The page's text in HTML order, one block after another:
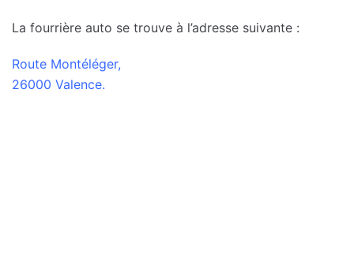
La fourrière auto se trouve à l’adresse suivante :
Route Montéléger,
26000 Valence.